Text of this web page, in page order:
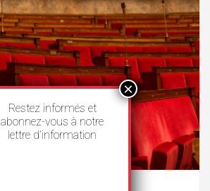
Restez informés et
abonnez-vous à notre
lettre d’information